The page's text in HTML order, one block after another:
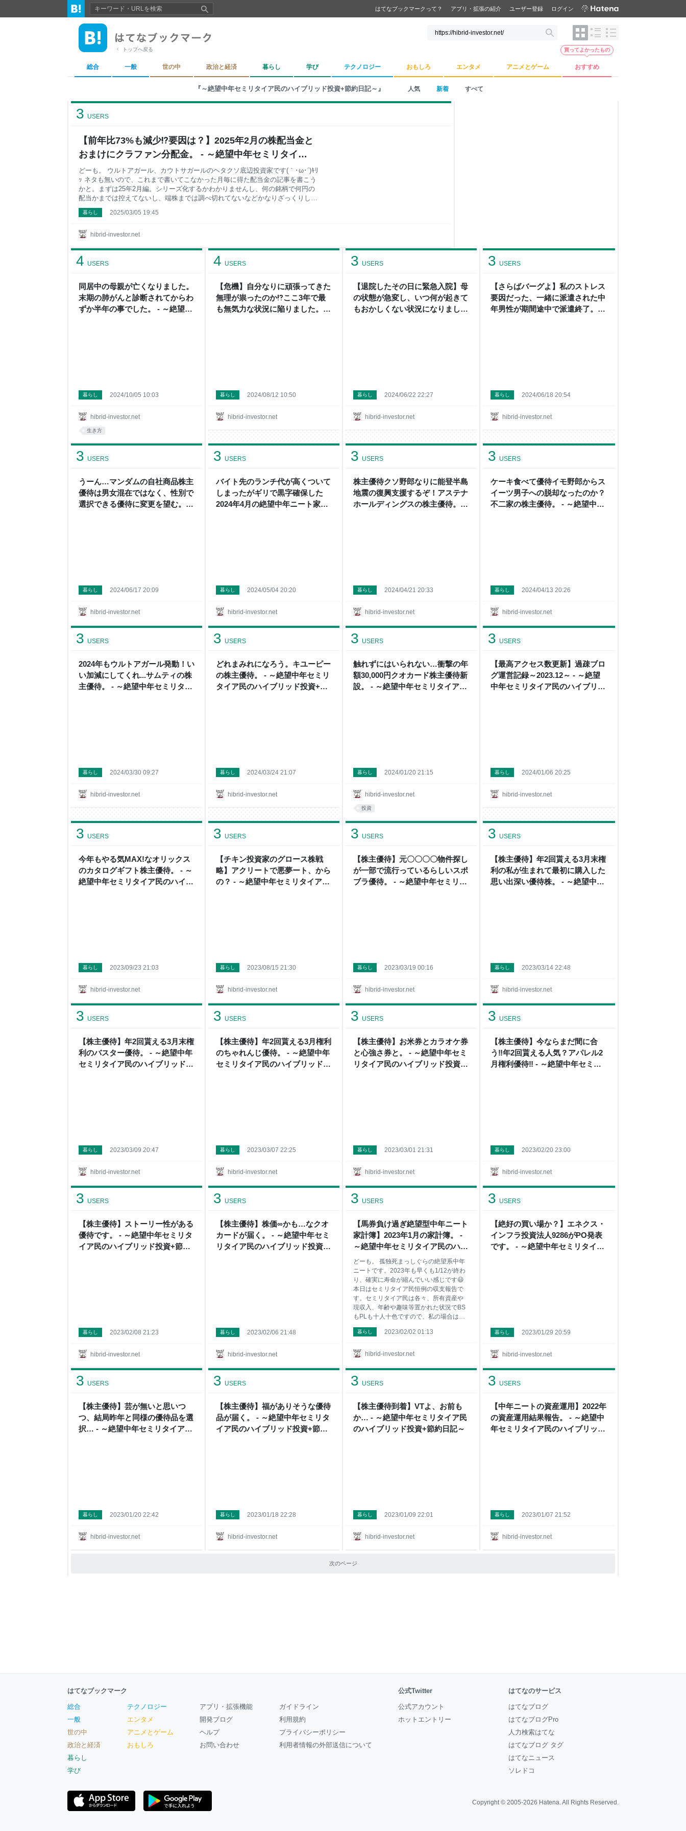
はてなブックマークって？ アプリ・拡張の紹介 ユーザー登録 ログイン
トップへ戻る
総合 一般 世の中 政治と経済 暮らし 学び テクノロジー おもしろ エンタメ アニメとゲーム おすすめ
買ってよかったもの
『～絶望中年セミリタイア民のハイブリッド投資+節約日記～』 人気 新着 すべて
【前年比73%も減少⁉要因は？】2025年2月の株配当金と
おまけにクラファン分配金。 - ～絶望中年セミリタイア
民のハイブリッド投資+節約日記～
3 USERS
hibrid-investor.net
どーも。 ウルトアガール、カウトサガールのヘタクソ底辺投資家です(｀･ω･´)ｷﾘ
ｯ ネタも無いので、これまで書いてこなかった月毎に得た配当金の記事を書こう
かと。まずは25年2月編。シリーズ化するかわかりませんし、何の銘柄で何円の
配当かまでは控えてないし、端株までは調べ切れてないなどかなりざっくりした
内容になりますが。おまけにクラウドファンディング投資をしているので、そち
らの分配金も一緒に添えて。 なんかさ、株配当金めっちゃ減ったんだけどどうし
当金。 2025年2月のクラウドファンディング分配金。 ※この記事には広告が含ま
株配当金は60,4
暮らし 2025/03/05 19:45
同居中の母親が亡くなりました。
末期の肺がんと診断されてからわ
ずか半年の事でした。 - ～絶望中
4 USERS
hibrid-investor.net
暮らし 2024/10/05 10:03
生き方
【危機】自分なりに頑張ってきた
無理が祟ったのか⁉ここ3年で最
も無気力な状況に陥りました。 -
4 USERS
hibrid-investor.net
暮らし 2024/08/12 10:50
【退院したその日に緊急入院】母
の状態が急変し、いつ何が起きて
もおかしくない状況になりまし
3 USERS
hibrid-investor.net
暮らし 2024/06/22 22:27
【さらばバーグよ】私のストレス
要因だった、一緒に派遣された中
年男性が期間途中で派遣終了。私
3 USERS
hibrid-investor.net
暮らし 2024/06/18 20:54
うーん…マンダムの自社商品株主
優待は男女混在ではなく、性別で
選択できる優待に変更を望む。全
3 USERS
hibrid-investor.net
暮らし 2024/06/17 20:09
バイト先のランチ代が高くついて
しまったがギリで黒字確保した
2024年4月の絶望中年ニート家計
3 USERS
hibrid-investor.net
暮らし 2024/05/04 20:20
株主優待クソ野郎なりに能登半島
地震の復興支援するぞ！アステナ
ホールディングスの株主優待。 -
3 USERS
hibrid-investor.net
暮らし 2024/04/21 20:33
ケーキ食べて優待イモ野郎からス
イーツ男子への脱却なったのか？
不二家の株主優待。 - ～絶望中年
3 USERS
hibrid-investor.net
暮らし 2024/04/13 20:26
2024年もウルトアガール発動！い
い加減にしてくれ...サムティの株
主優待。 - ～絶望中年セミリタイ
3 USERS
hibrid-investor.net
暮らし 2024/03/30 09:27
どれまみれになろう。キユーピー
の株主優待。 - ～絶望中年セミリ
タイア民のハイブリッド投資+節
3 USERS
hibrid-investor.net
暮らし 2024/03/24 21:07
触れずにはいられない…衝撃の年
額30,000円クオカード株主優待新
設。 - ～絶望中年セミリタイア民
3 USERS
hibrid-investor.net
暮らし 2024/01/20 21:15
投資
【最高アクセス数更新】過疎ブロ
グ運営記録～2023.12～ - ～絶望
中年セミリタイア民のハイブリッ
3 USERS
hibrid-investor.net
暮らし 2024/01/06 20:25
今年もやる気MAX!なオリックス
のカタログギフト株主優待。 - ～
絶望中年セミリタイア民のハイブ
3 USERS
hibrid-investor.net
暮らし 2023/09/23 21:03
【チキン投資家のグロース株戦
略】アクリートで悪夢ート、から
の？ - ～絶望中年セミリタイア民
3 USERS
hibrid-investor.net
暮らし 2023/08/15 21:30
【株主優待】元〇〇〇〇物件探し
が一部で流行っているらしいスポ
ブラ優待。 - ～絶望中年セミリタ
3 USERS
hibrid-investor.net
暮らし 2023/03/19 00:16
【株主優待】年2回貰える3月末権
利の私が生まれて最初に購入した
思い出深い優待株。 - ～絶望中年
3 USERS
hibrid-investor.net
暮らし 2023/03/14 22:48
【株主優待】年2回貰える3月末権
利のバスター優待。 - ～絶望中年
セミリタイア民のハイブリッド投
3 USERS
hibrid-investor.net
暮らし 2023/03/09 20:47
【株主優待】年2回貰える3月権利
のちゃれんじ優待。 - ～絶望中年
セミリタイア民のハイブリッド投
3 USERS
hibrid-investor.net
暮らし 2023/03/07 22:25
【株主優待】お米券とカラオケ券
と心強さ券と。 - ～絶望中年セミ
リタイア民のハイブリッド投資
3 USERS
hibrid-investor.net
暮らし 2023/03/01 21:31
【株主優待】今ならまだ間に合
う‼年2回貰える人気？アパレル2
月権利優待‼ - ～絶望中年セミリ
3 USERS
hibrid-investor.net
暮らし 2023/02/20 23:00
【株主優待】ストーリー性がある
優待です。 - ～絶望中年セミリタ
イア民のハイブリッド投資+節約
3 USERS
hibrid-investor.net
暮らし 2023/02/08 21:23
【株主優待】株価∞かも…なクオ
カードが届く。 - ～絶望中年セミ
リタイア民のハイブリッド投資
3 USERS
hibrid-investor.net
暮らし 2023/02/06 21:48
【馬券負け過ぎ絶望型中年ニート
家計簿】2023年1月の家計簿。 -
～絶望中年セミリタイア民のハイ
ブリッド投資+節約+貧乏一口馬
主投資～
3 USERS
hibrid-investor.net
どーも。 孤独死まっしぐらの絶望系中年
ニートです。2023年も早くも1/12が終わ
り、確実に寿命が縮んでいい感じです😃
本日はセミリタイア民恒例の収支報告で
す。セミリタイア民は各々、所有資産や
現収入、年齢や趣味等置かれた状況でBS
もPLも十人十色ですので、私の場合はこ
んなですよ、って参考程度に読んでもら
えれば幸いです。 2月から馬券は重賞のみ
G1）に手を出し、しかも負けてるじゃん
出明細。 2023年の収支と節約方針。
2023年1月の収支概要。 収入の部：
う、しらんけど🤔 収入明細。 時短アルバ
イト：47,492円 マイナポイント：20,000
円相当 ポイント・優待：25,638円 ※ポイ
暮らし 2023/02/02 01:13
【絶好の買い場か？】エネクス・
インフラ投資法人9286がPO発表
です。 - ～絶望中年セミリタイア
3 USERS
hibrid-investor.net
暮らし 2023/01/29 20:59
【株主優待】芸が無いと思いつ
つ、結局昨年と同様の優待品を選
択… - ～絶望中年セミリタイア民
3 USERS
hibrid-investor.net
暮らし 2023/01/20 22:42
【株主優待】福がありそうな優待
品が届く。 - ～絶望中年セミリタ
イア民のハイブリッド投資+節約
3 USERS
hibrid-investor.net
暮らし 2023/01/18 22:28
【株主優待到着】VTよ、お前も
か… - ～絶望中年セミリタイア民
のハイブリッド投資+節約日記～
3 USERS
hibrid-investor.net
暮らし 2023/01/09 22:01
【中年ニートの資産運用】2022年
の資産運用結果報告。 - ～絶望中
年セミリタイア民のハイブリッド
3 USERS
hibrid-investor.net
暮らし 2023/01/07 21:52
次のページ
はてなブックマーク
総合
一般
世の中
政治と経済
暮らし
学び
テクノロジー
エンタメ
アニメとゲーム
おもしろ
アプリ・拡張機能
開発ブログ
ヘルプ
お問い合わせ
ガイドライン
利用規約
プライバシーポリシー
利用者情報の外部送信について
公式Twitter
公式アカウント
ホットエントリー
はてなのサービス
はてなブログ
はてなブログPro
人力検索はてな
はてなブログ タグ
はてなニュース
ソレドコ
Copyright © 2005-2026 Hatena. All Rights Reserved.